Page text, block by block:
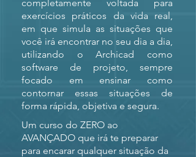
completamente voltada para
exercícios práticos da vida real,
em que simula as situações que
você irá encontrar no seu dia a dia,
utilizando o Archicad como
software de projeto, sempre
focado em ensinar como
contornar essas situações de
forma rápida, objetiva e segura.
Um curso do ZERO ao
AVANÇADO que irá te preparar
para encarar qualquer situação da